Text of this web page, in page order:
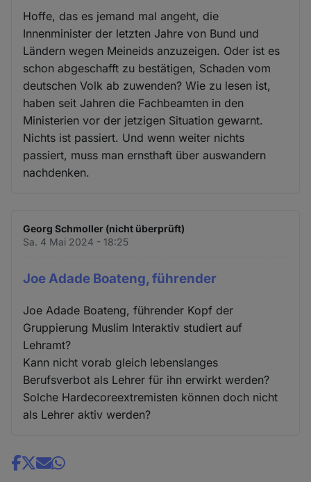
Hoffe, das es jemand mal angeht, die
Innenminister der letzten Jahre von Bund und
Ländern wegen Meineids anzuzeigen. Oder ist es
schon abgeschafft zu bestätigen, Schaden vom
deutschen Volk ab zuwenden? Wie zu lesen ist,
haben seit Jahren die Fachbeamten in den
Ministerien vor der jetzigen Situation gewarnt.
Nichts ist passiert. Und wenn weiter nichts
passiert, muss man ernsthaft über auswandern
nachdenken.
Georg Schmoller (nicht überprüft)
Sa. 4 Mai 2024 - 18:25
Joe Adade Boateng, führender
Joe Adade Boateng, führender Kopf der
Gruppierung Muslim Interaktiv studiert auf
Lehramt?
Kann nicht vorab gleich lebenslanges
Berufsverbot als Lehrer für ihn erwirkt werden?
Solche Hardecoreextremisten können doch nicht
als Lehrer aktiv werden?
Share